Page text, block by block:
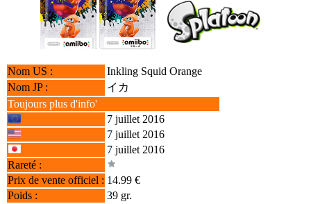
Nom US :
Inkling Squid Orange
Nom JP :
イカ
Toujours plus d'info'
7 juillet 2016
7 juillet 2016
7 juillet 2016
Rareté :
Prix de vente officiel : 14.99 €
Poids :
39 gr.